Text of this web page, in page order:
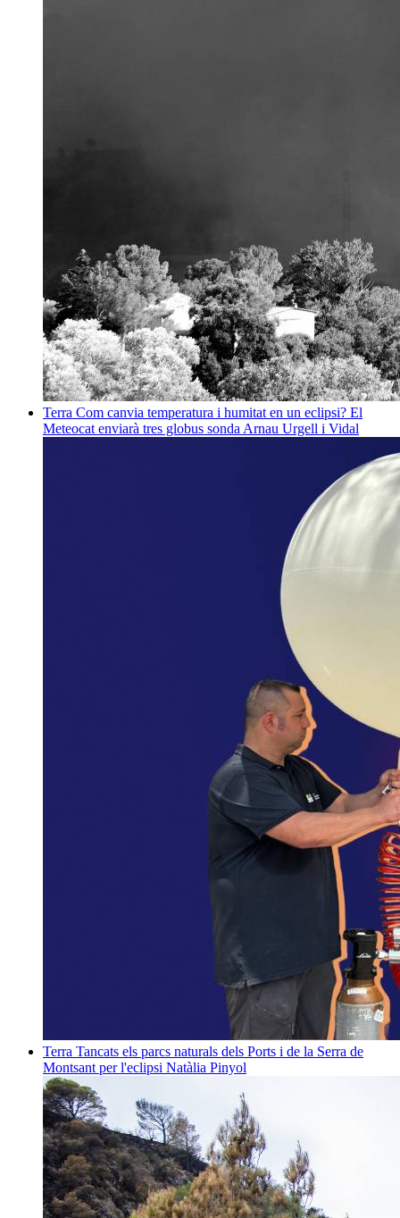
Terra Com canvia temperatura i humitat en un eclipsi? El
Meteocat enviarà tres globus sonda Arnau Urgell i Vidal
Terra Tancats els parcs naturals dels Ports i de la Serra de
Montsant per l'eclipsi Natàlia Pinyol